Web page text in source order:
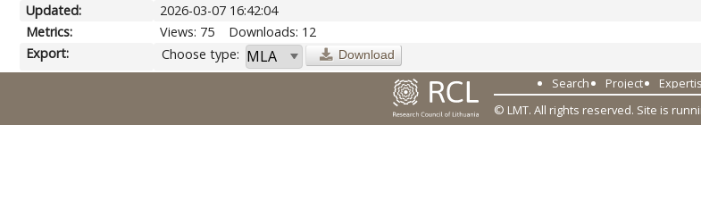
Updated:
2026-03-07 16:42:04
Metrics:
Views: 75
Downloads: 12
Export:
Choose type: Download
Search Project
© LMT. All rights reserved. Site is